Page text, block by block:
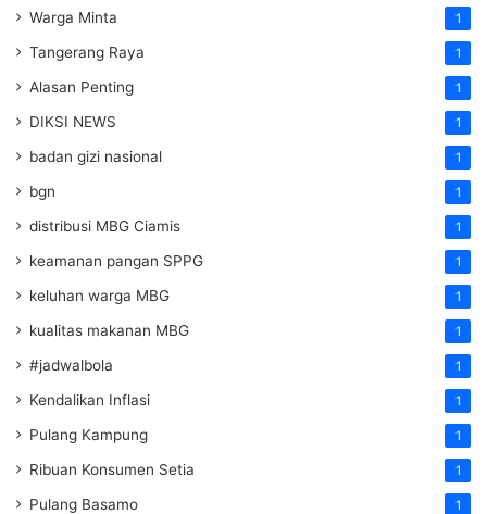
Warga Minta 1
Tangerang Raya 1
Alasan Penting 1
DIKSI NEWS 1
badan gizi nasional 1
bgn 1
distribusi MBG Ciamis 1
keamanan pangan SPPG 1
keluhan warga MBG 1
kualitas makanan MBG 1
#jadwalbola 1
Kendalikan Inflasi 1
Pulang Kampung 1
Ribuan Konsumen Setia 1
Pulang Basamo 1